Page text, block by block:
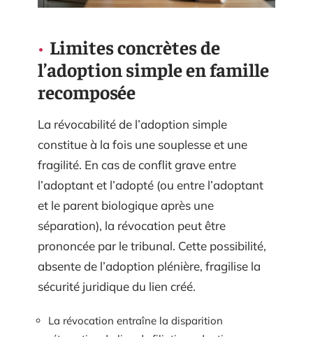
Limites concrètes de
l’adoption simple en famille
recomposée
La révocabilité de l’adoption simple
constitue à la fois une souplesse et une
fragilité. En cas de conflit grave entre
l’adoptant et l’adopté (ou entre l’adoptant
et le parent biologique après une
séparation), la révocation peut être
prononcée par le tribunal. Cette possibilité,
absente de l’adoption plénière, fragilise la
sécurité juridique du lien créé.
La révocation entraîne la disparition